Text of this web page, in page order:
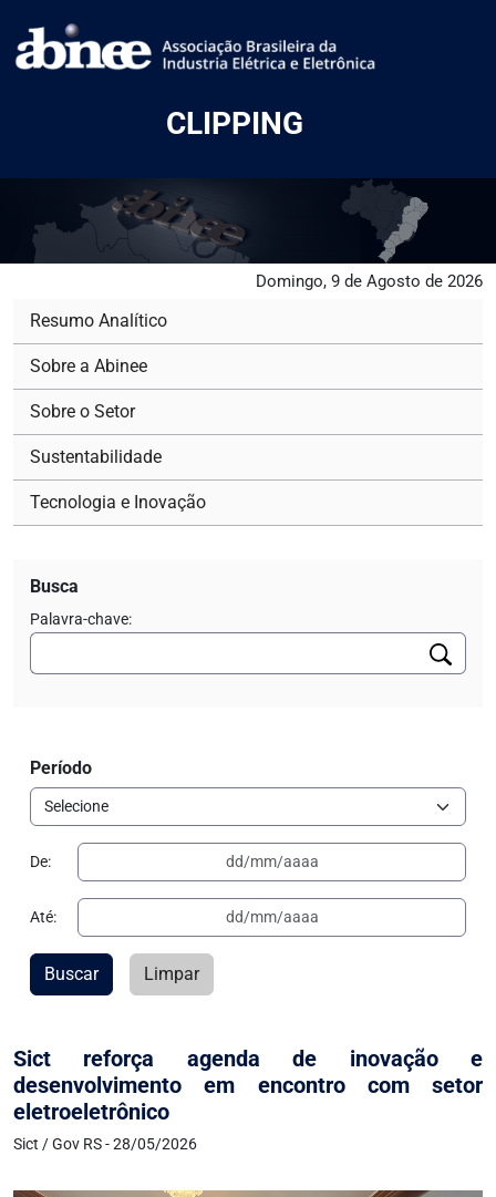
CLIPPING
Domingo, 9 de Agosto de 2026
Sict reforça agenda de inovação e
desenvolvimento em encontro com setor
eletroeletrônico
Sict / Gov RS - 28/05/2026
Resumo Analítico
Sobre a Abinee
Sobre o Setor
Sustentabilidade
Tecnologia e Inovação
Busca
Palavra-chave:
Período
De:
Até:
Buscar Limpar